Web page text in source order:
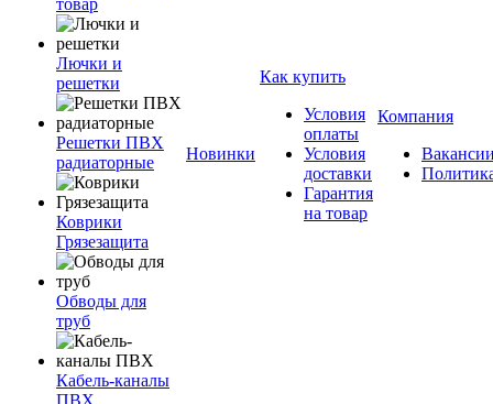
товар
Лючки и
решетки
Решетки ПВХ
радиаторные
Коврики
Грязезащита
Обводы для
труб
Кабель-каналы
ПВХ
Новинки
Как купить
Условия
оплаты
Условия
доставки
Гарантия
на товар
Компания